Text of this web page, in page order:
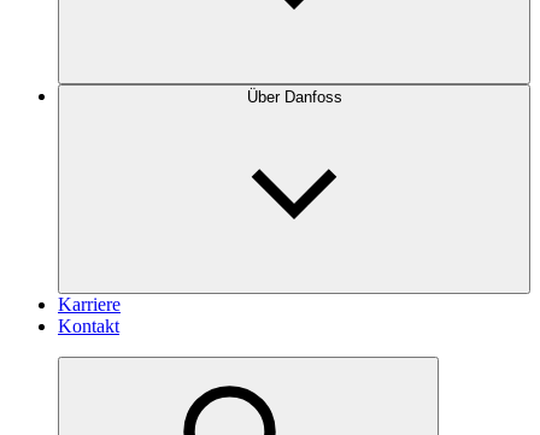
Über Danfoss
Karriere
Kontakt